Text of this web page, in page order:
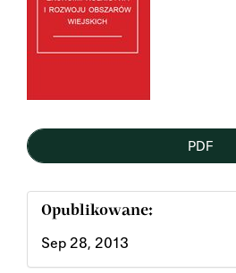
PDF
Opublikowane:
Sep 28, 2013